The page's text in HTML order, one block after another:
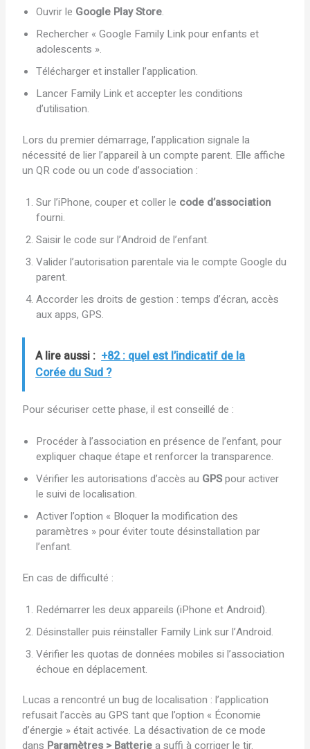
Ouvrir le Google Play Store.
Rechercher « Google Family Link pour enfants et
adolescents ».
Télécharger et installer l’application.
Lancer Family Link et accepter les conditions
d’utilisation.
Lors du premier démarrage, l’application signale la
nécessité de lier l’appareil à un compte parent. Elle affiche
un QR code ou un code d’association :
Sur l’iPhone, couper et coller le code d’association
fourni.
Saisir le code sur l’Android de l’enfant.
Valider l’autorisation parentale via le compte Google du
parent.
Accorder les droits de gestion : temps d’écran, accès
aux apps, GPS.
A lire aussi : +82 : quel est l’indicatif de la
Corée du Sud ?
Pour sécuriser cette phase, il est conseillé de :
Procéder à l’association en présence de l’enfant, pour
expliquer chaque étape et renforcer la transparence.
Vérifier les autorisations d’accès au GPSpour activer
le suivi de localisation.
Activer l’option « Bloquer la modification des
paramètres » pour éviter toute désinstallation par
l’enfant.
En cas de difficulté :
Redémarrer les deux appareils (iPhone et Android).
Désinstaller puis réinstaller Family Link sur l’Android.
Vérifier les quotas de données mobiles si l’association
échoue en déplacement.
Lucas a rencontré un bug de localisation : l’application
refusait l’accès au GPS tant que l’option « Économie
d’énergie » était activée. La désactivation de ce mode
dans Paramètres > Batteriea suffi à corriger le tir.